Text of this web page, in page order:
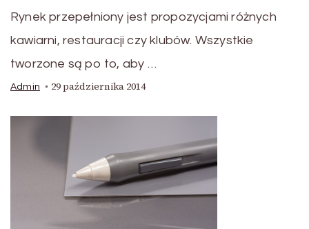
Rynek przepełniony jest propozycjami różnych
kawiarni, restauracji czy klubów. Wszystkie
tworzone są po to, aby …
Admin 29 października 2014